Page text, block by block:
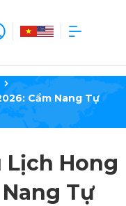
Cẩm Nang Tự
Hong
Tự